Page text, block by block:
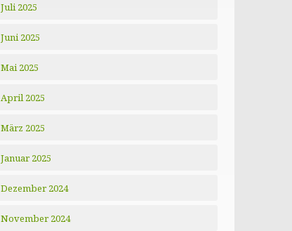
Juli 2025
Juni 2025
Mai 2025
April 2025
März 2025
Januar 2025
Dezember 2024
November 2024